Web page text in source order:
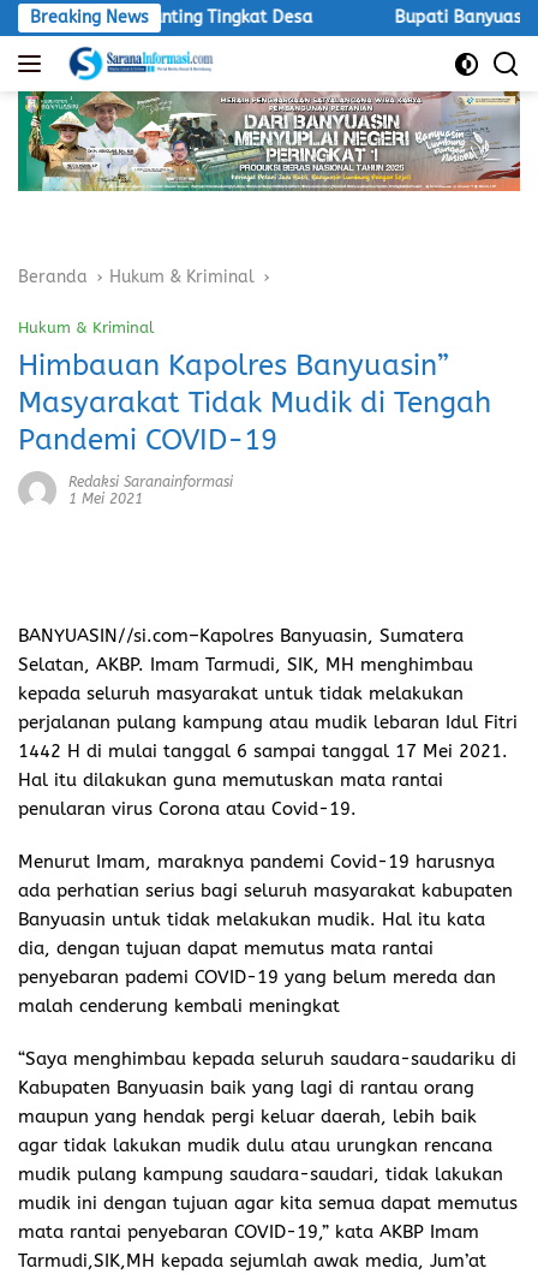
Langsung
ke
konten
Breaking News
Stunting Tingkat Desa Bupati Banyuasin Instruksikan
Beranda Hukum & Kriminal
Hukum & Kriminal
Himbauan Kapolres Banyuasin”
Masyarakat Tidak Mudik di Tengah
Pandemi COVID-19
Redaksi Saranainformasi
1 Mei 2021
BANYUASIN//si.com–Kapolres Banyuasin, Sumatera
Selatan, AKBP. Imam Tarmudi, SIK, MH menghimbau
kepada seluruh masyarakat untuk tidak melakukan
perjalanan pulang kampung atau mudik lebaran Idul Fitri
1442 H di mulai tanggal 6 sampai tanggal 17 Mei 2021.
Hal itu dilakukan guna memutuskan mata rantai
penularan virus Corona atau Covid-19.
Menurut Imam, maraknya pandemi Covid-19 harusnya
ada perhatian serius bagi seluruh masyarakat kabupaten
Banyuasin untuk tidak melakukan mudik. Hal itu kata
dia, dengan tujuan dapat memutus mata rantai
penyebaran pademi COVID-19 yang belum mereda dan
malah cenderung kembali meningkat
“Saya menghimbau kepada seluruh saudara-saudariku di
Kabupaten Banyuasin baik yang lagi di rantau orang
maupun yang hendak pergi keluar daerah, lebih baik
agar tidak lakukan mudik dulu atau urungkan rencana
mudik pulang kampung saudara-saudari, tidak lakukan
mudik ini dengan tujuan agar kita semua dapat memutus
mata rantai penyebaran COVID-19,” kata AKBP Imam
Tarmudi,SIK,MH kepada sejumlah awak media, Jum’at